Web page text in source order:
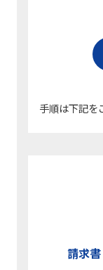
手順は下記を
請求